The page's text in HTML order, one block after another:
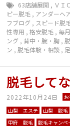
63店舗展開 , ＶＩ
ピー脱毛 , アンダーヘ
フブログ , スピード脱
性専用 ,格安脱毛 , 毎
ング , 背中・腕・胸 ,
ン ,脱毛体験・相談 ,
脱毛して
2022年10月24日
山梨 エステ
山梨 脱毛
甲府 脱毛
脱毛キャンペ